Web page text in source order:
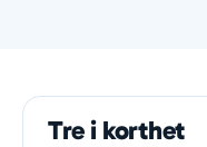
Tre i korthet